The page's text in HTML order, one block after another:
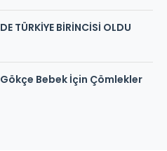
TÜRKİYE BİRİNCİSİ OLDU
Bebek İçin Çömlekler